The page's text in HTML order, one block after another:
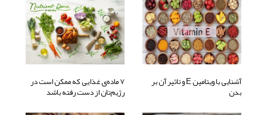
آشنایی با ویتامین E و تاثیر آن بر
بدن
7 ماده‌ی غذایی که ممکن است در
رژیم‌تان از دست رفته باشد